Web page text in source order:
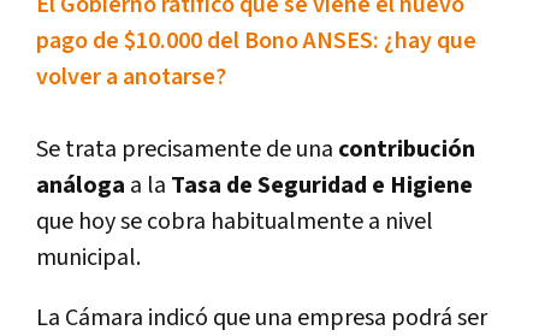
pago de $10.000 del Bono ANSES: ¿hay que
volver a anotarse?
Se trata precisamente de una contribución
análoga a la Tasa de Seguridad e Higiene
que hoy se cobra habitualmente a nivel
municipal.
La Cámara indicó que una empresa podrá ser